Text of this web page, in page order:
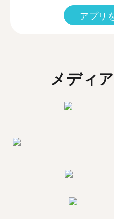
アプリ
メディ